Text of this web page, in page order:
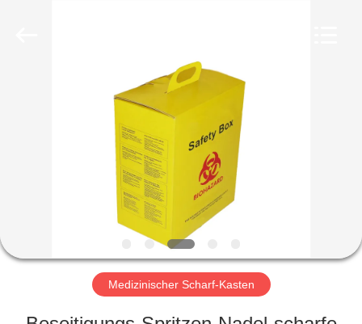
PRODUKTE
FABRIK-
AUSFLUGMedizinischer Scharf-Kasten